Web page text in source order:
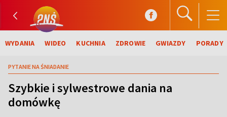
WYDANIA WIDEO KUCHNIA ZDROWIE GWIAZDY PORADY
PYTANIE NA ŚNIADANIE
Szybkie i sylwestrowe dania na
domówkę